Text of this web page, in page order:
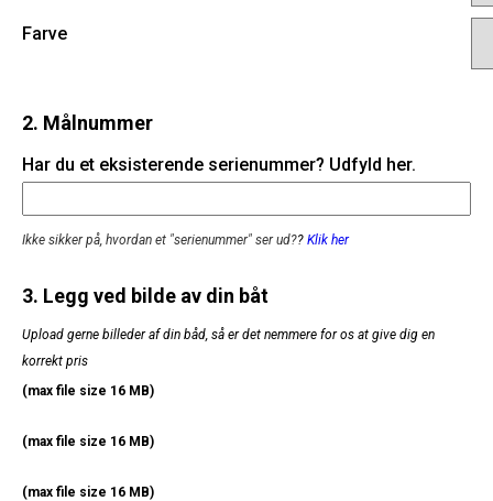
Farve
2. Målnummer
Har du et eksisterende serienummer? Udfyld her.
Ikke sikker på, hvordan et "serienummer" ser ud?? Klik her
3. Legg ved bilde av din båt
Upload gerne billeder af din båd, så er det nemmere for os at give dig en
korrekt pris
(max file size 16 MB)
(max file size 16 MB)
(max file size 16 MB)